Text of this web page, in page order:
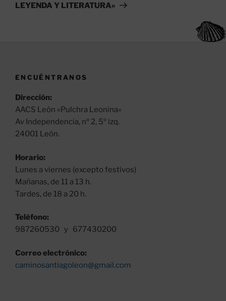
LEYENDA Y LITERATURA»
ENCUÉNTRANOS
Dirección:
AACS León «Pulchra Leonina»
Av Independencia, nº 2, 5º izq.
24001 León.
Horario:
Lunes a viernes (excepto festivos)
Mañanas, de 11 a 13 h.
Tardes, de 18 a 20 h.
Teléfono:
987260530 y 677430200
Correo electrónico:
caminosantiagoleon@gmail.com